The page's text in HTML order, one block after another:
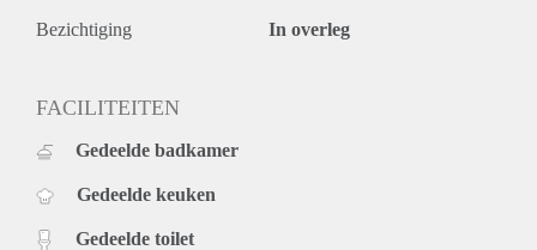
Bezichtiging In overleg
FACILITEITEN
Gedeelde badkamer
Gedeelde keuken
Gedeelde toilet